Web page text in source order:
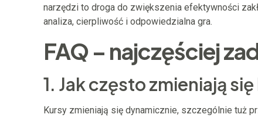
narzędzi to droga do zwiększenia efektywności
analiza, cierpliwość i odpowiedzialna gra.
FAQ – najczęściej
1. Jak często zmieniają
Kursy zmieniają się dynamicznie, szczególnie tuż